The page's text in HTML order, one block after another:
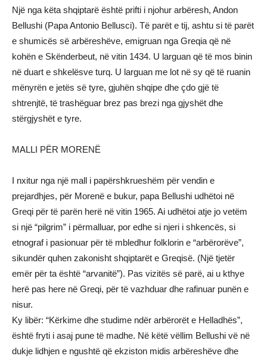
Një nga këta shqiptarë është prifti i njohur arbëresh, Andon
Bellushi (Papa Antonio Bellusci). Të parët e tij, ashtu si të parët
e shumicës së arbëreshëve, emigruan nga Greqia që në
kohën e Skënderbeut, në vitin 1434. U larguan që të mos binin
në duart e shkelësve turq. U larguan me lot në sy që të ruanin
mënyrën e jetës së tyre, gjuhën shqipe dhe çdo gjë të
shtrenjtë, të trashëguar brez pas brezi nga gjyshët dhe
stërgjyshët e tyre.
MALLI PËR MORENË
I nxitur nga një mall i papërshkrueshëm për vendin e
prejardhjes, për Morenë e bukur, papa Bellushi udhëtoi në
Greqi për të parën herë në vitin 1965. Ai udhëtoi atje jo vetëm
si një “pilgrim” i përmalluar, por edhe si njeri i shkencës, si
etnograf i pasionuar për të mbledhur folklorin e “arbërorëve”,
sikundër quhen zakonisht shqiptarët e Greqisë. (Një tjetër
emër për ta është “arvanitë”). Pas vizitës së parë, ai u kthye
herë pas here në Greqi, për të vazhduar dhe rafinuar punën e
nisur.
Ky libër: “Kërkime dhe studime ndër arbërorët e Helladhës”,
është fryti i asaj pune të madhe. Në këtë vëllim Bellushi vë në
dukje lidhjen e ngushtë që ekziston midis arbëreshëve dhe